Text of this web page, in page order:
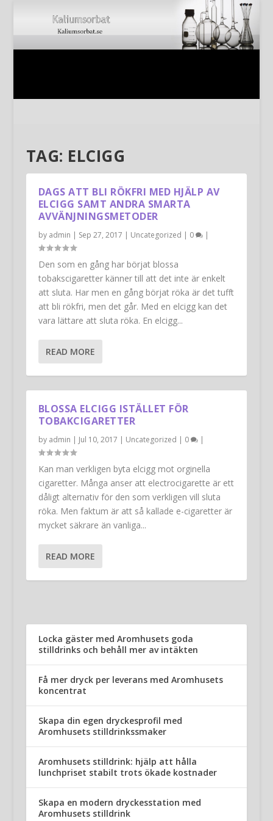
TAG: ELCIGG
DAGS ATT BLI RÖKFRI MED HJÄLP AV
ELCIGG SAMT ANDRA SMARTA
AVVÄNJNINGSMETODER
by admin | Sep 27, 2017 | Uncategorized | 0 |
Den som en gång har börjat blossa
tobakscigaretter känner till att det inte är enkelt
att sluta. Har men en gång börjat röka är det tufft
att bli rökfri, men det går. Med en elcigg kan det
vara lättare att sluta röka. En elcigg...
READ MORE
BLOSSA ELCIGG ISTÄLLET FÖR
TOBAKCIGARETTER
by admin | Jul 10, 2017 | Uncategorized | 0 |
Kan man verkligen byta elcigg mot orginella
cigaretter. Många anser att electrocigarette är ett
dåligt alternativ för den som verkligen vill sluta
röka. Men faktum är att så kallade e-cigaretter är
mycket säkrare än vanliga...
READ MORE
Locka gäster med Aromhusets goda
stilldrinks och behåll mer av intäkten
Få mer dryck per leverans med Aromhusets
koncentrat
Skapa din egen dryckesprofil med
Aromhusets stilldrinkssmaker
Aromhusets stilldrink: hjälp att hålla
lunchpriset stabilt trots ökade kostnader
Skapa en modern dryckesstation med
Aromhusets stilldrink